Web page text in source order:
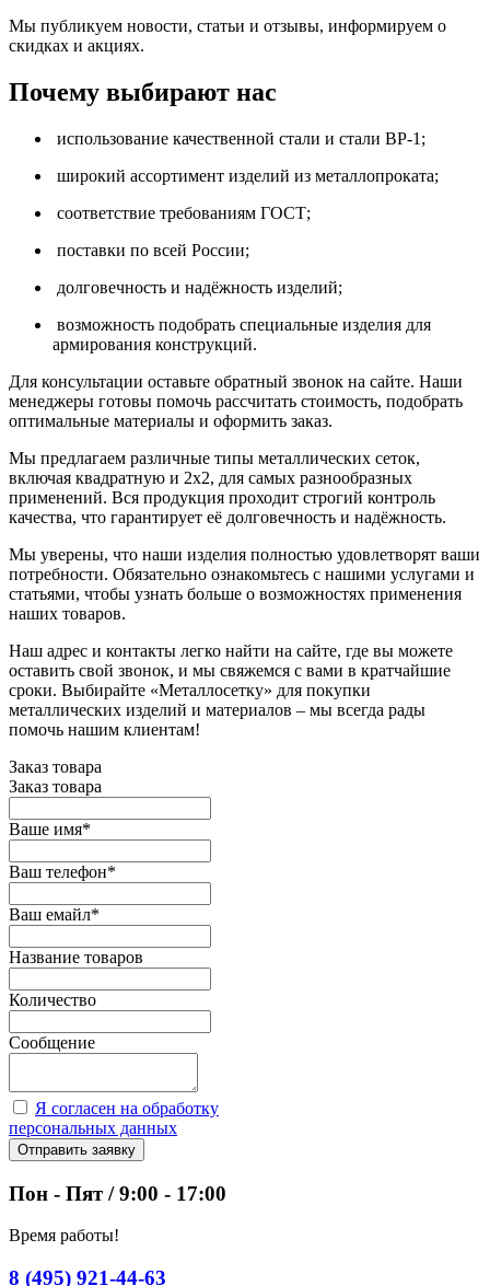
Мы публикуем новости, статьи и отзывы, информируем о
скидках и акциях.
Почему выбирают нас
использование качественной стали и стали ВР-1;
широкий ассортимент изделий из металлопроката;
соответствие требованиям ГОСТ;
поставки по всей России;
долговечность и надёжность изделий;
возможность подобрать специальные изделия для
армирования конструкций.
Для консультации оставьте обратный звонок на сайте. Наши
менеджеры готовы помочь рассчитать стоимость, подобрать
оптимальные материалы и оформить заказ.
Мы предлагаем различные типы металлических сеток,
включая квадратную и 2х2, для самых разнообразных
применений. Вся продукция проходит строгий контроль
качества, что гарантирует её долговечность и надёжность.
Мы уверены, что наши изделия полностью удовлетворят ваши
потребности. Обязательно ознакомьтесь с нашими услугами и
статьями, чтобы узнать больше о возможностях применения
наших товаров.
Наш адрес и контакты легко найти на сайте, где вы можете
оставить свой звонок, и мы свяжемся с вами в кратчайшие
сроки. Выбирайте «Металлосетку» для покупки
металлических изделий и материалов – мы всегда рады
помочь нашим клиентам!
Заказ товара
Заказ товара
Ваше имя*
Ваш телефон*
Ваш емайл*
Название товаров
Количество
Сообщение
Я согласен на обработку
персональных данных
Отправить заявку
Пон - Пят / 9:00 - 17:00
Время работы!
8 (495) 921-44-63